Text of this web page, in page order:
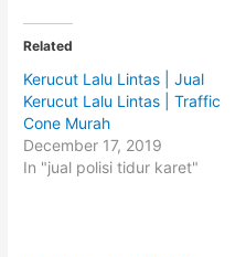
t
o
s
a
r
e
o
T
w
i
h
a
r
e
n
F
a
c
Related
Kerucut Lalu Lintas | Jual
Kerucut Lalu Lintas | Traffic
Cone Murah
December 17, 2019
In "jual polisi tidur karet"